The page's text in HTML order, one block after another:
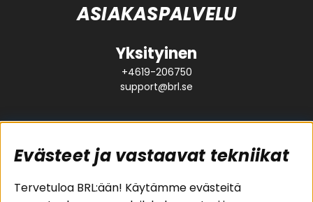
ASIAKASPALVELU
Yksityinen
+4619-206750
support@brl.se
Suositut sivut Asiakaspalvelu
Evästeet ja vastaavat tekniikat
Tervetuloa BRL:ään! Käytämme evästeitä